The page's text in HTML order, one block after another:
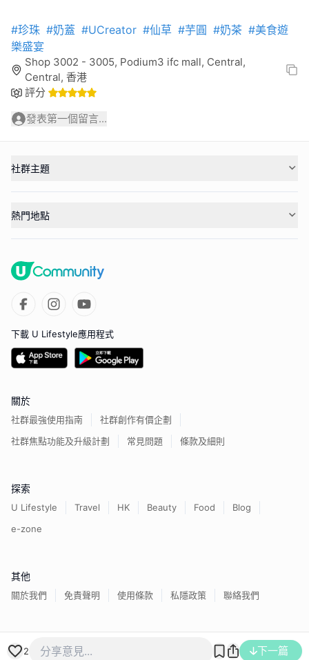
#珍珠 #奶蓋 #UCreator #仙草 #芋圓 #奶茶 #美食遊
樂盛宴
Shop 3002 - 3005, Podium3 ifc mall, Central,
Central, 香港
評分
發表第一個留言...
2 下一篇
社群主題
熱門地點
下載 U Lifestyle應用程式
關於
社群最強使用指南
社群創作有價企劃
社群焦點功能及升級計劃
常見問題 條款及細則
探索
U Lifestyle Travel HK Beauty Food
Blog
e-zone
其他
關於我們 免責聲明 使用條款 私隱政策 聯絡我們
香港經濟日報版權所有©